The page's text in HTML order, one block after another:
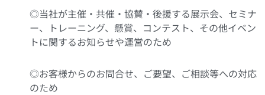
◎当社が主催・共催・協賛・後援する展示会、セミナ
ー、トレーニング、懸賞、コンテスト、その他イベン
トに関するお知らせや運営のため
◎お客様からのお問合せ、ご要望、ご相談等への対応
のため